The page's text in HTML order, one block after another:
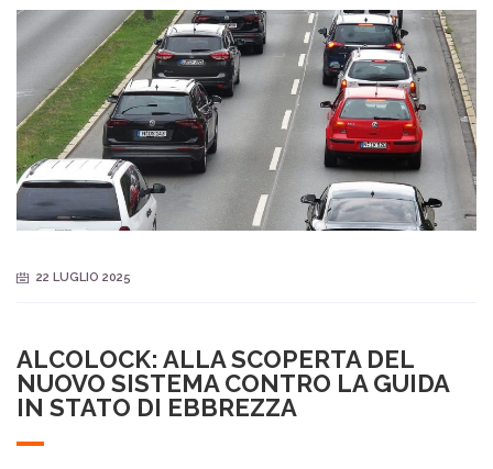
22 LUGLIO 2025
ALCOLOCK: ALLA SCOPERTA DEL
NUOVO SISTEMA CONTRO LA GUIDA
IN STATO DI EBBREZZA